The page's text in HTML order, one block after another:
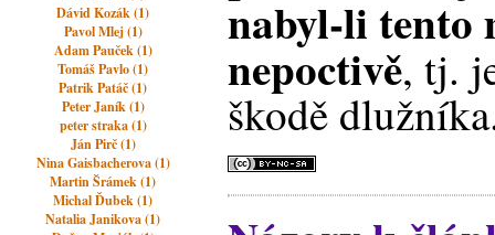
Dávid Kozák (1)
Pavol Mlej (1)
Adam Pauček (1)
Tomáš Pavlo (1)
Patrik Patáč (1)
Peter Janík (1)
peter straka (1)
Ján Pirč (1)
Nina Gaisbacherova (1)
Martin Šrámek (1)
Michal Ďubek (1)
Natalia Janikova (1)
nabyl-li tento
nepoctivě, tj.
škodě